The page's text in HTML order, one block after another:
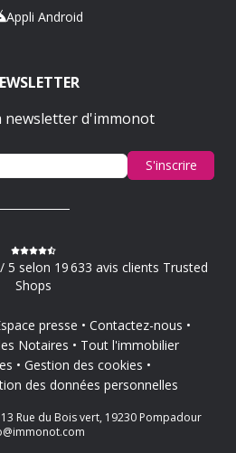
Appli Android
newsletter d'immonot
S'inscrire
selon 19 633 avis clients Trusted
Shops
presse
Contactez-nous
Notaires
Tout l'immobilier
Gestion des cookies
des données personnelles
Rue du Bois vert, 19230 Pompadour